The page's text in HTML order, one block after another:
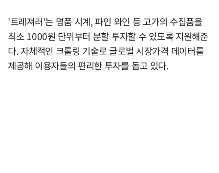
'트레져러'는 명품 시계, 파인 와인 등 고가의 수집품을
최소 1000원 단위부터 분할 투자할 수 있도록 지원해준
다. 자체적인 크롤링 기술로 글로벌 시장가격 데이터를
제공해 이용자들의 편리한 투자를 돕고 있다.